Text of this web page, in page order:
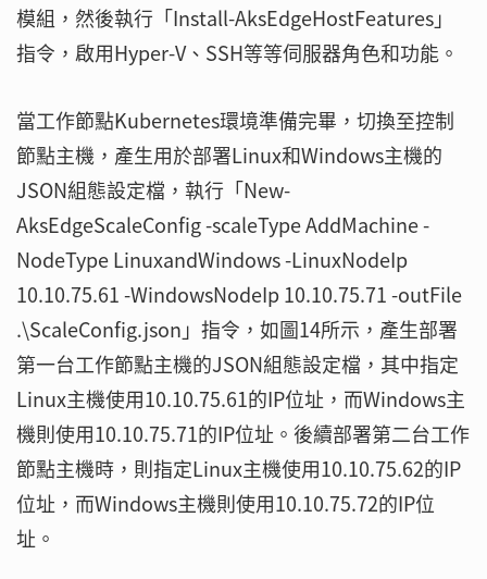
模組，然後執行「Install-AksEdgeHostFeatures」
指令，啟用Hyper-V、SSH等等伺服器角色和功能。
當工作節點Kubernetes環境準備完畢，切換至控制
節點主機，產生用於部署Linux和Windows主機的
JSON組態設定檔，執行「New-
AksEdgeScaleConfig -scaleType AddMachine -
NodeType LinuxandWindows -LinuxNodeIp
10.10.75.61 -WindowsNodeIp 10.10.75.71 -outFile
.\ScaleConfig.json」指令，如圖14所示，產生部署
第一台工作節點主機的JSON組態設定檔，其中指定
Linux主機使用10.10.75.61的IP位址，而Windows主
機則使用10.10.75.71的IP位址。後續部署第二台工作
節點主機時，則指定Linux主機使用10.10.75.62的IP
位址，而Windows主機則使用10.10.75.72的IP位
址。